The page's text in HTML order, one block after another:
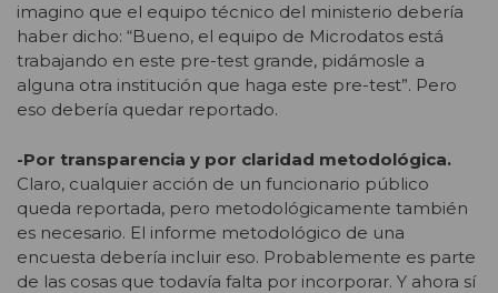
imagino que el equipo técnico del ministerio debería
haber dicho: “Bueno, el equipo de Microdatos está
trabajando en este pre-test grande, pidámosle a
alguna otra institución que haga este pre-test”. Pero
eso debería quedar reportado.
-Por transparencia y por claridad metodológica.
Claro, cualquier acción de un funcionario público
queda reportada, pero metodológicamente también
es necesario. El informe metodológico de una
encuesta debería incluir eso. Probablemente es parte
de las cosas que todavía falta por incorporar. Y ahora sí